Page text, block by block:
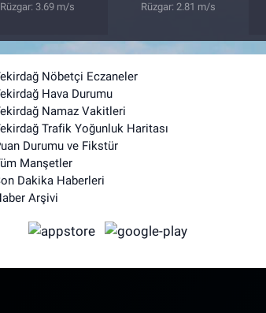
Rüzgar: 3.69 m/s
Rüzgar: 2.81 m/s
Nöbetçi Eczaneler
Hava Durumu
Namaz Vakitleri
Trafik Yoğunluk Haritası
Durumu ve Fikstür
Manşetler
Dakika Haberleri
Arşivi